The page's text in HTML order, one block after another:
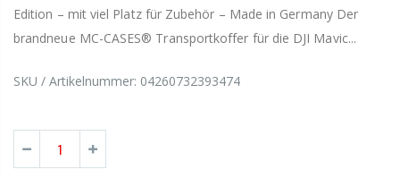
Edition – mit viel Platz für Zubehör – Made in Germany Der
brandneue MC-CASES® Transportkoffer für die DJI Mavic...
SKU / Artikelnummer: 04260732393474